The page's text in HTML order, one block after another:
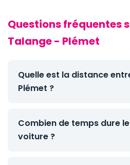
Questions fréquentes
Talange - Plémet
Quelle est la distance
Plémet ?
Combien de temps dure
voiture ?